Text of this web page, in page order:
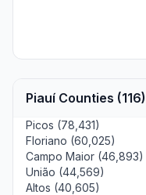
Piauí Counties (116)
Picos (78,431)
Floriano (60,025)
Campo Maior (46,893)
União (44,569)
Altos (40,605)